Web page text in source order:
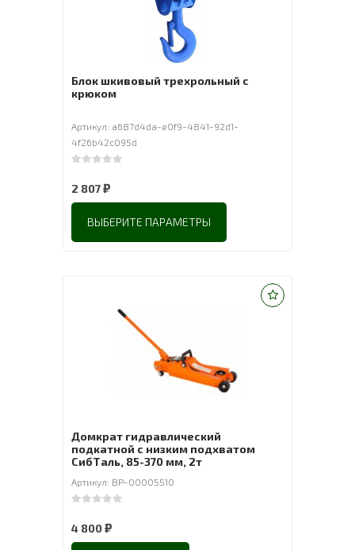
Блок шкивовый трехрольный с
крюком
Артикул: a687d4da-e0f9-4841-92d1-
4f26b42c095d
2 807₽
ВЫБЕРИТЕ ПАРАМЕТРЫ
Домкрат гидравлический
подкатной с низким подхватом
СибТаль, 85-370 мм, 2т
Артикул: BP-00005510
4 800₽